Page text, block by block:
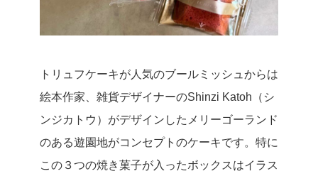
トリュフケーキが人気のブールミッシュからは
絵本作家、雑貨デザイナーのShinzi Katoh（シ
ンジカトウ）がデザインしたメリーゴーランド
のある遊園地がコンセプトのケーキです。特に
この３つの焼き菓子が入ったボックスはイラス